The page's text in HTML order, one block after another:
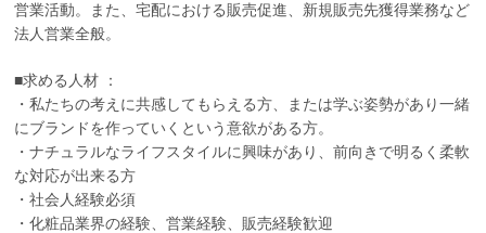
営業活動。また、宅配における販売促進、新規販売先獲得業務など
法人営業全般。
■求める人材 ：
・私たちの考えに共感してもらえる方、または学ぶ姿勢があり一緒
にブランドを作っていくという意欲がある方。
・ナチュラルなライフスタイルに興味があり、前向きで明るく柔軟
な対応が出来る方
・社会人経験必須
・化粧品業界の経験、営業経験、販売経験歓迎